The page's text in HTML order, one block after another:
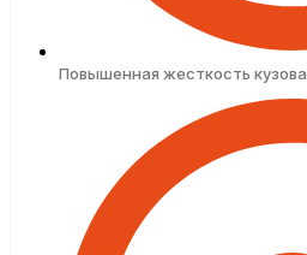
Повышенная жесткость кузова